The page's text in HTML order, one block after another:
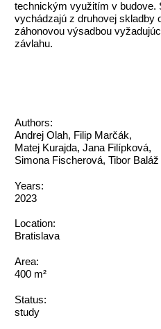
technickým využitím v budove.
vychádzajú z druhovej skladby
záhonovou výsadbou
závlahu.
Authors:
Andrej Olah, Filip Marčák,
Matej Kurajda, Jana Filípková,
Simona Fischerová, Tibor Baláž
Years:
2023
Location:
Bratislava
Area:
400 m²
Status:
study